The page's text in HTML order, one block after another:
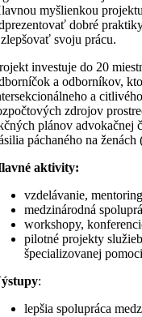
myšlienkou
dobré
svoju prácu.
investuje do 20
a odborníkov,
a
zdrojov
plánov advokačnej
páchaného na
aktivity:
vzdelávanie,
medzinárodná
workshopy,
pilotné projekty
špecializovanej
:
lepšia spolupráca